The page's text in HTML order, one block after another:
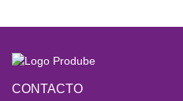
CONTACTO